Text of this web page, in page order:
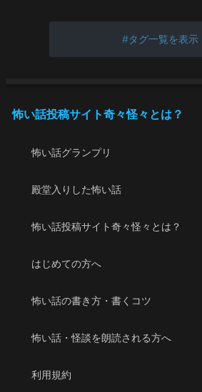
タグ一覧を表示
怖い話投稿サイト奇々怪々とは？
怖い話グランプリ
殿堂入りした怖い話
怖い話投稿サイト奇々怪々とは？
はじめての方へ
怖い話の書き方・書くコツ
怖い話・怪談を朗読される方へ
利用規約